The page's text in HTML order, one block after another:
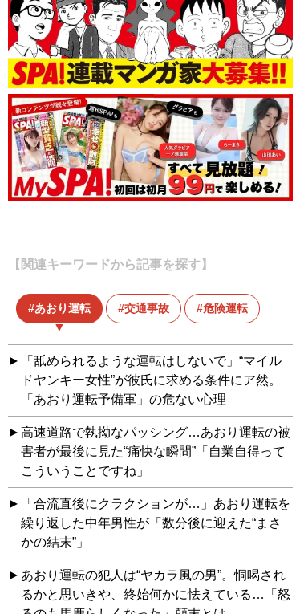
【関連キーワードから記事を探す】
あおり運転 交通事故 危険運転
「舐められるような運転はしないで」“マイル
ドヤンキー女性”が彼氏に求める条件にア然。
「あおり運転予備軍」の危ない心理
高速道路で執拗なパッシング…あおり運転の被
害者が最後に見た“痛快な瞬間”「自業自得って
こういうことですね」
「合流直後にクラクションが…」あおり運転を
繰り返した中年男性が「数分後に迎えた“まさ
かの結末”」
あおり運転の犯人は“ヤカラ風の男”。恫喝され
るかと思いきや、終始何かに怯えている…「怒